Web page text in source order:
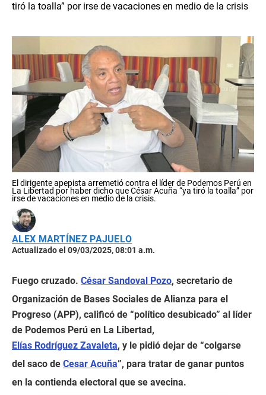
tiró la toalla” por irse de vacaciones en medio de la crisis
El dirigente apepista arremetió contra el líder de Podemos Perú en
La Libertad por haber dicho que César Acuña “ya tiró la toalla” por
irse de vacaciones en medio de la crisis.
ALEX MARTÍNEZ PAJUELO
Actualizado el 09/03/2025, 08:01 a.m.
Fuego cruzado. César Sandoval Pozo, secretario de
Organización de Bases Sociales de Alianza para el
Progreso (APP), calificó de “político desubicado” al líder
de Podemos Perú en La Libertad,
Elías Rodríguez Zavaleta, y le pidió dejar de “colgarse
del saco de Cesar Acuña”, para tratar de ganar puntos
en la contienda electoral que se avecina.